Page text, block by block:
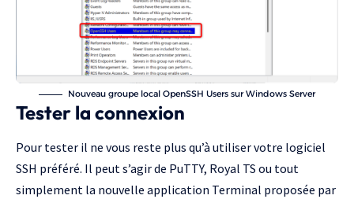
Nouveau groupe local OpenSSH Users sur Windows Server
Tester la connexion
Pour tester il ne vous reste plus qu’à utiliser votre logiciel
SSH préféré. Il peut s’agir de PuTTY, Royal TS ou tout
simplement la nouvelle application Terminal proposée par